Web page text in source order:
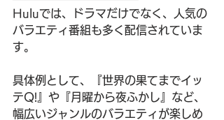
Huluでは、ドラマだけでなく、人気の
バラエティ番組も多く配信されていま
す。
具体例として、『世界の果てまでイッ
テQ!』や『月曜から夜ふかし』など、
幅広いジャンルのバラエティが楽しめ